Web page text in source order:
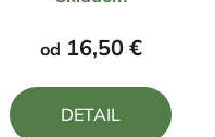
hodnotenie
produktu
je
z
od 16,50 €
DETAIL